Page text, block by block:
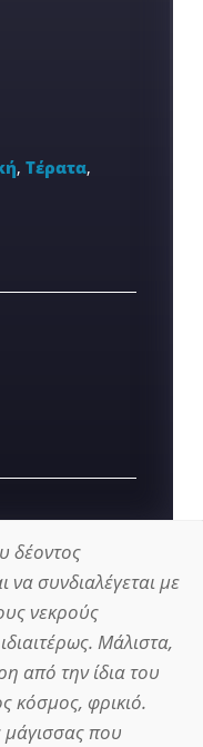
,Τέρατα,
δέοντος
να συνδιαλέγεται με
νεκρούς
Μάλιστα,
από την ίδια του
κόσμος, φρικιό.
μάγισσας που